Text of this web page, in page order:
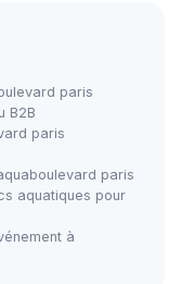
paris
B2B
paris
paris
aquatiques pour
à